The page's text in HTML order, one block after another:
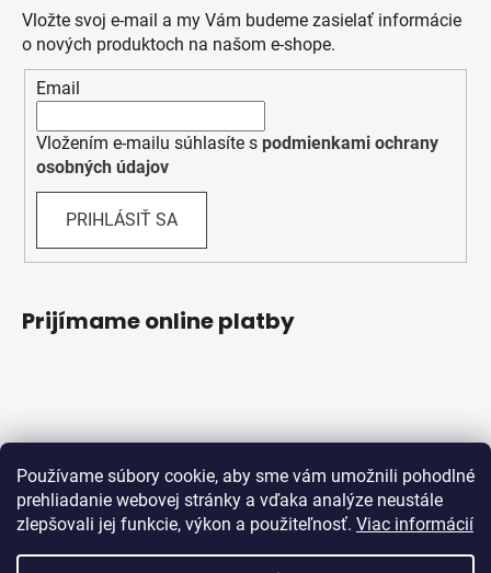
Používame súbory cookie, aby sme vám umožnili pohodlné
prehliadanie webovej stránky a vďaka analýze neustále
zlepšovali jej funkcie, výkon a použiteľnosť. Viac informácií
Vložte svoj e-mail a my Vám budeme zasielať informácie
o nových produktoch na našom e-shope.
Email
Vložením e-mailu súhlasíte s podmienkami ochrany
osobných údajov
PRIHLÁSIŤ SA
Prijímame online platby
Obchodné podmienky
Ochrana osobných údajov